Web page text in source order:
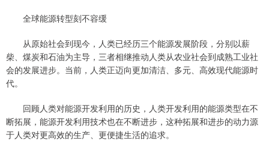
全球能源转型刻不容缓
从原始社会到现今，人类已经历三个能源发展阶段，分别以薪
柴、煤炭和石油为主导，三者相继推动人类从农业社会到成熟工业社
会的发展进步。当前，人类正迈向更加清洁、多元、高效现代能源时
代。
回顾人类对能源开发利用的历史，人类开发利用的能源类型在不
断拓展，能源开发利用技术也在不断进步，这种拓展和进步的动力源
于人类对更高效的生产、更便捷生活的追求。